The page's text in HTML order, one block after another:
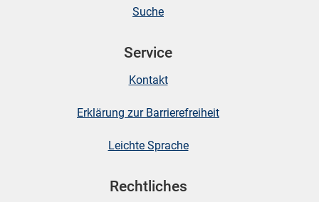
Suche
Service
Kontakt
Erklärung zur Barrierefreiheit
Leichte Sprache
Rechtliches